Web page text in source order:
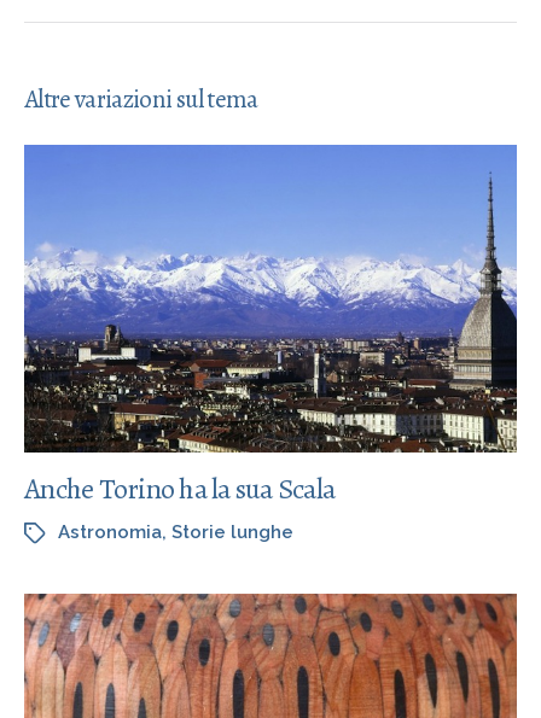
Altre variazioni sul tema
Anche Torino ha la sua Scala
Astronomia, Storie lunghe